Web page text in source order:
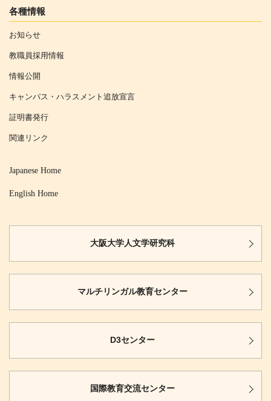
各種情報
お知らせ
教職員採用情報
情報公開
キャンパス・ハラスメント追放宣言
証明書発行
関連リンク
Japanese Home
English Home
大阪大学 人文学研究科
マルチリンガル教育センター
D3センター
国際教育交流センター